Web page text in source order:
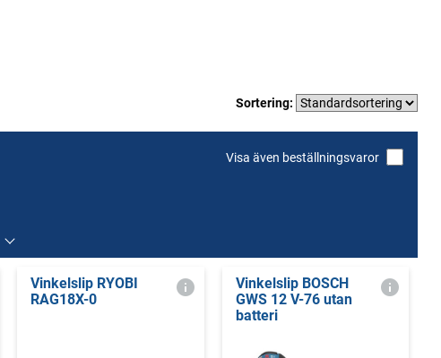
Sortering:
Visa även beställningsvaror
Vinkelslip RYOBI
RAG18X-0
Vinkelslip BOSCH
GWS 12 V-76 utan
batteri